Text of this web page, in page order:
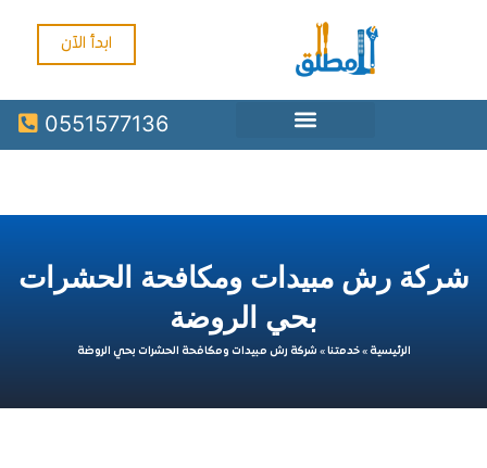
0551577136
رش مبيدات ومكافحة الحشرات
بحي الروضة
خدمتنا»شركة رش مبيدات ومكافحة الحشرات بحي الروضة